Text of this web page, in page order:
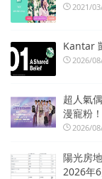
2021/
Kantar
2026/
超人氣
漫寵粉
2026/
陽光房
2026年